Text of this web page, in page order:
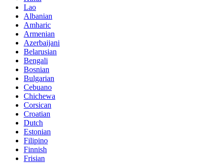
Lao
Albanian
Amharic
Armenian
Azerbaijani
Belarusian
Bengali
Bosnian
Bulgarian
Cebuano
Chichewa
Corsican
Croatian
Dutch
Estonian
Filipino
Finnish
Frisian